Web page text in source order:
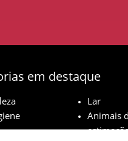
em destaque
Lar
Animais